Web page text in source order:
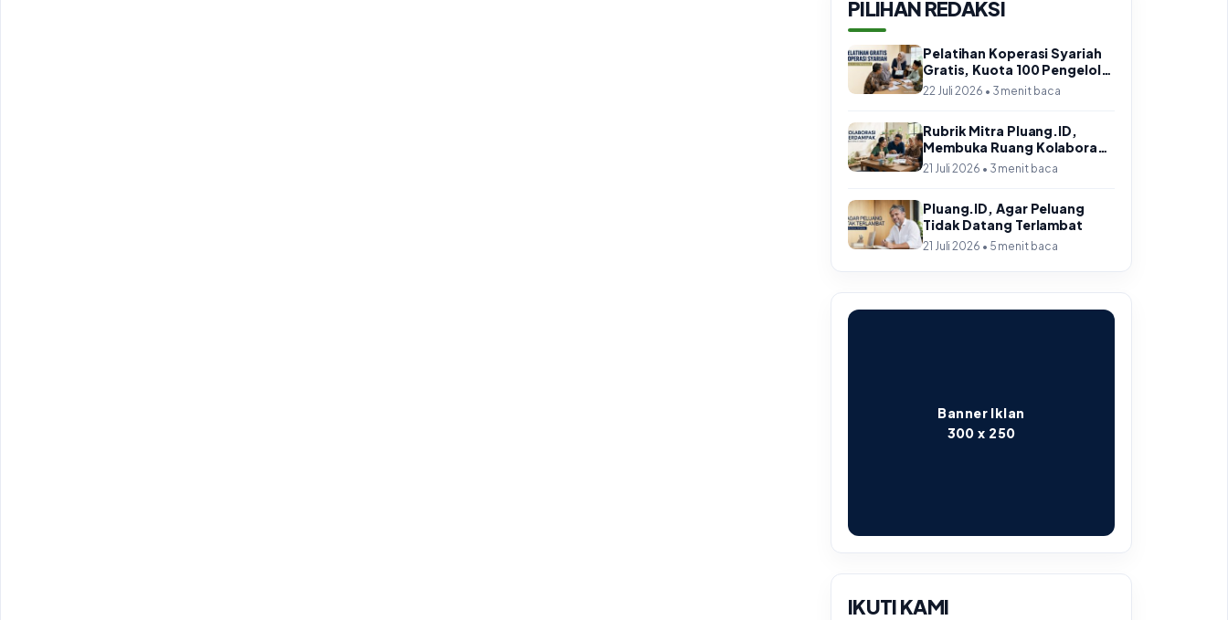
PILIHAN REDAKSI
Pelatihan Koperasi Syariah
Gratis, Kuota 100 Pengelola
di Jabar
22 Juli 2026 • 3 menit baca
Rubrik Mitra Pluang.ID,
Membuka Ruang Kolaborasi
yang Berdampak
21 Juli 2026 • 3 menit baca
Pluang.ID, Agar Peluang
Tidak Datang Terlambat
21 Juli 2026 • 5 menit baca
Banner Iklan
300 x 250
IKUTI KAMI